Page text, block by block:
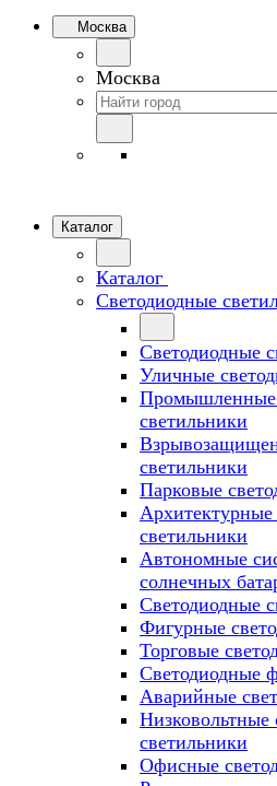
Москва
Москва
Каталог
Каталог
Светодиодные
Светодиодные
Уличные
Промышленные
светильники
светильники
Парковые
Архитектурные
светильники
Автономные
солнечных
Светодиодные
Фигурные
Торговые
Cветодиодные
Аварийные
Низковольтные
светильники
Офисные